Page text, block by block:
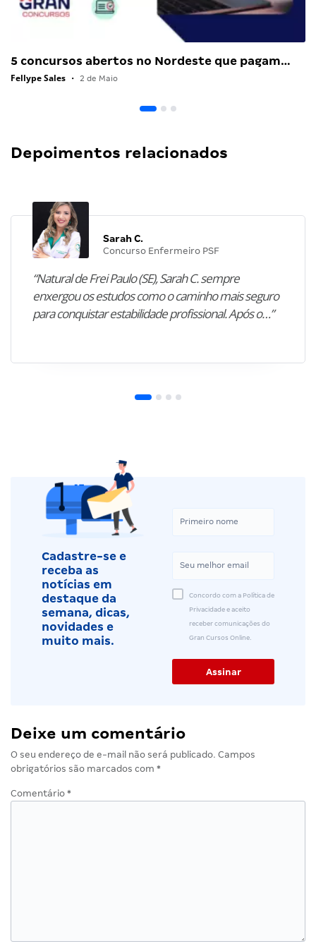
5 concursos abertos no Nordeste que pagam…
Fellype Sales • 2 de Maio
Depoimentos relacionados
Sarah C.
Concurso Enfermeiro PSF
“Natural de Frei Paulo (SE), Sarah C. sempre
enxergou os estudos como o caminho mais seguro
para conquistar estabilidade profissional. Após o…”
Cadastre-se e
receba as
notícias em
destaque da
semana, dicas,
novidades e
muito mais.
Concordo com a Política de
Privacidade e aceito
receber comunicações do
Gran Cursos Online.
Deixe um comentário
O seu endereço de e-mail não será publicado. Campos
obrigatórios são marcados com *
Comentário *